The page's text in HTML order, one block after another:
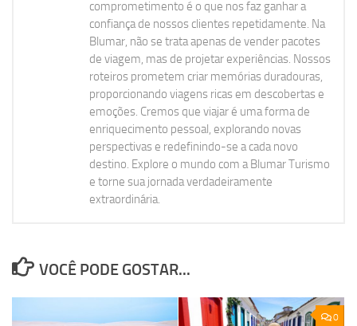
comprometimento é o que nos faz ganhar a
confiança de nossos clientes repetidamente. Na
Blumar, não se trata apenas de vender pacotes
de viagem, mas de projetar experiências. Nossos
roteiros prometem criar memórias duradouras,
proporcionando viagens ricas em descobertas e
emoções. Cremos que viajar é uma forma de
enriquecimento pessoal, explorando novas
perspectivas e redefinindo-se a cada novo
destino. Explore o mundo com a Blumar Turismo
e torne sua jornada verdadeiramente
extraordinária.
VOCÊ PODE GOSTAR...
0